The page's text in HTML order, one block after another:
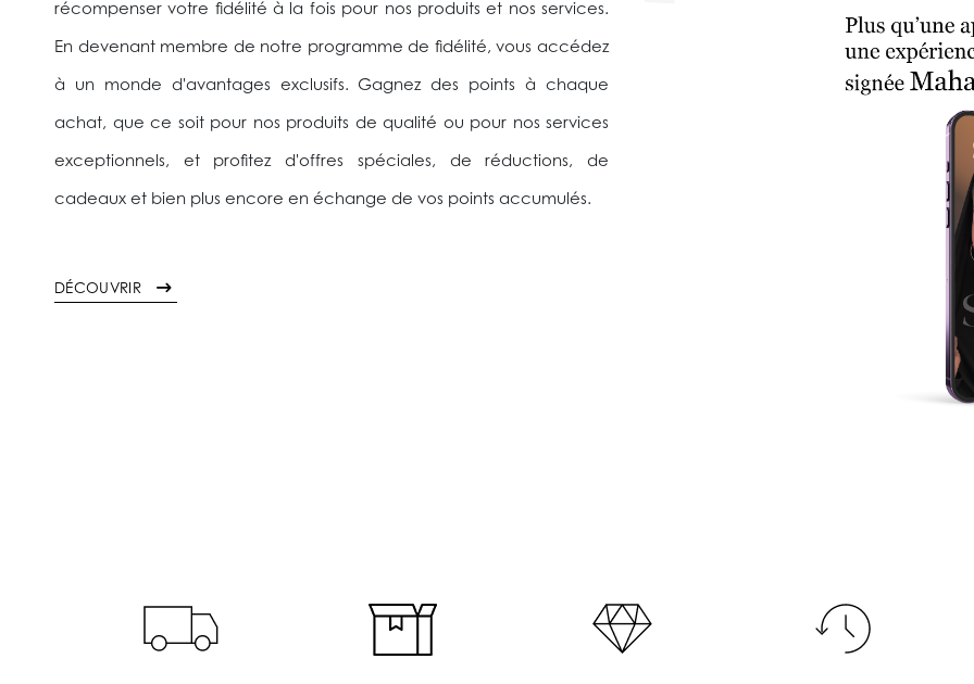
récompenser votre fidélité à la fois pour nos produits et nos services.
En devenant membre de notre programme de fidélité, vous accédez
à un monde d'avantages exclusifs. Gagnez des points à chaque
achat, que ce soit pour nos produits de qualité ou pour nos services
exceptionnels, et profitez d'offres spéciales, de réductions, de
cadeaux et bien plus encore en échange de vos points accumulés.
DÉCOUVRIR